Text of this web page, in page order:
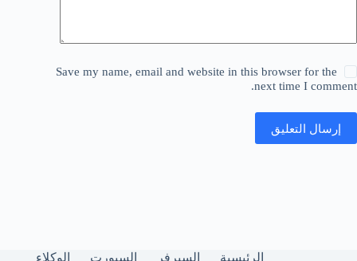
Save my name, email and website in this browser for the
next time I comment.
إرسال التعليق
الرئيسية السيرفر السبورت الوكلاء